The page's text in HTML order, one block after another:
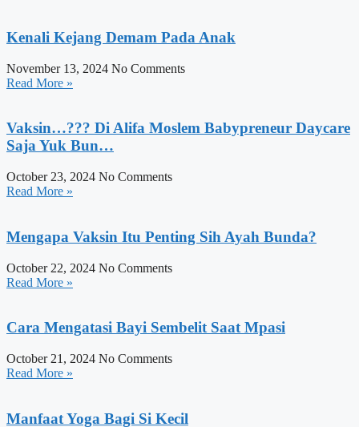
Kenali Kejang Demam Pada Anak
November 13, 2024 No Comments
Read More »
Vaksin…??? Di Alifa Moslem Babypreneur Daycare
Saja Yuk Bun…
October 23, 2024 No Comments
Read More »
Mengapa Vaksin Itu Penting Sih Ayah Bunda?
October 22, 2024 No Comments
Read More »
Cara Mengatasi Bayi Sembelit Saat Mpasi
October 21, 2024 No Comments
Read More »
Manfaat Yoga Bagi Si Kecil